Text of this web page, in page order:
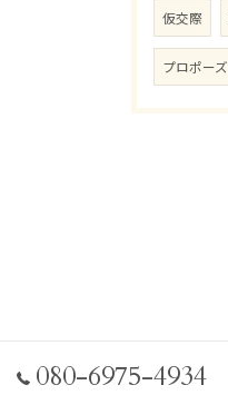
仮交際
プロポーズ
080-6975-4934